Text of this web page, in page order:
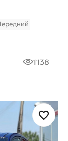
1138